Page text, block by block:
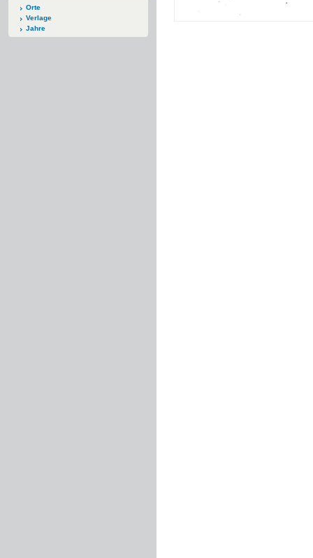
Orte
Verlage
Jahre